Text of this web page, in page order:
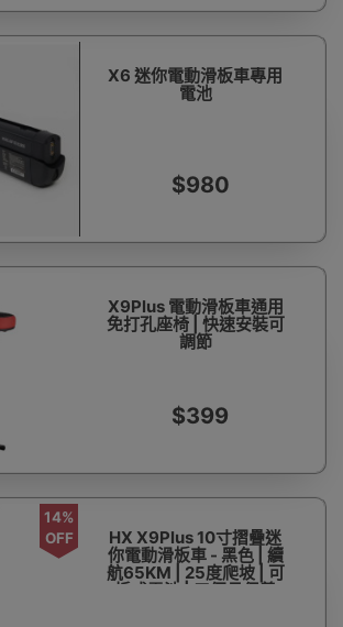
X6 迷你電動滑板車專用
電池
$980
X9Plus 電動滑板車通用
免打孔座椅 | 快速安裝可
調節
$399
14%
OFF
HX X9Plus 10寸摺疊迷
你電動滑板車 - 黑色 | 續
航65KM | 25度爬坡 | 可
拆式電池 | 三個月保養